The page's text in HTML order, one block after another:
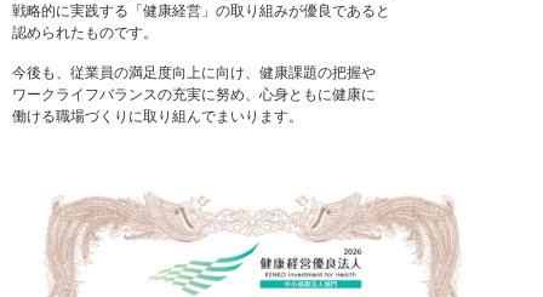
戦略的に実践する「健康経営」の取り組みが優良であると
認められたものです。
今後も、従業員の満足度向上に向け、健康課題の把握や
ワークライフバランスの充実に努め、心身ともに健康に
働ける職場づくりに取り組んでまいります。